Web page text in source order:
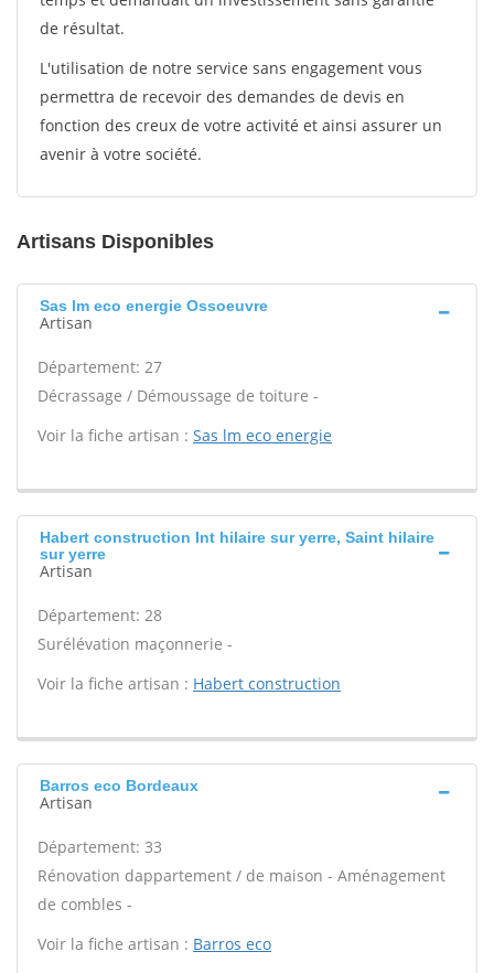
de résultat.
L'utilisation de notre service sans engagement vous
permettra de recevoir des demandes de devis en
fonction des creux de votre activité et ainsi assurer un
avenir à votre société.
Artisans Disponibles
Sas lm eco energie Ossoeuvre
Artisan
Département: 27
Décrassage / Démoussage de toiture -
Voir la fiche artisan : Sas lm eco energie
Habert construction Int hilaire sur yerre, Saint hilaire
sur yerre
Artisan
Département: 28
Surélévation maçonnerie -
Voir la fiche artisan : Habert construction
Barros eco Bordeaux
Artisan
Département: 33
Rénovation dappartement / de maison - Aménagement
de combles -
Voir la fiche artisan : Barros eco